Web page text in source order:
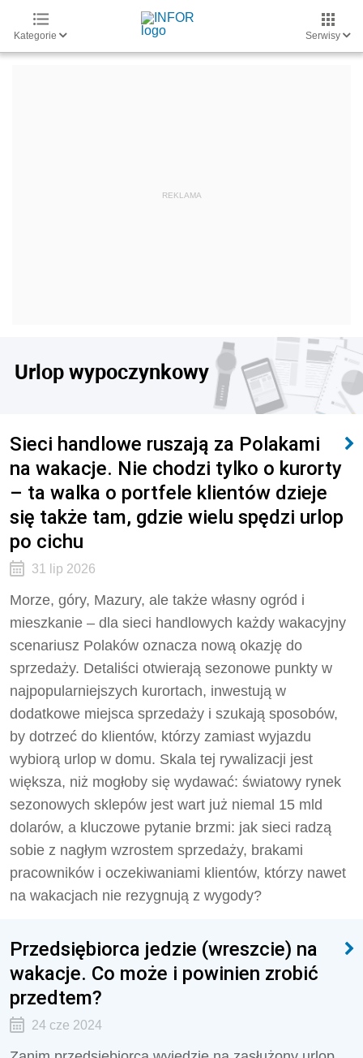
Kategorie Serwisy
Urlop wypoczynkowy
Sieci handlowe ruszają za Polakami
na wakacje. Nie chodzi tylko o kurorty
– ta walka o portfele klientów dzieje
się także tam, gdzie wielu spędzi urlop
po cichu
31 lip 2026
Morze, góry, Mazury, ale także własny ogród i
mieszkanie – dla sieci handlowych każdy wakacyjny
scenariusz Polaków oznacza nową okazję do
sprzedaży. Detaliści otwierają sezonowe punkty w
najpopularniejszych kurortach, inwestują w
dodatkowe miejsca sprzedaży i szukają sposobów,
by dotrzeć do klientów, którzy zamiast wyjazdu
wybiorą urlop w domu. Skala tej rywalizacji jest
większa, niż mogłoby się wydawać: światowy rynek
sezonowych sklepów jest wart już niemal 15 mld
dolarów, a kluczowe pytanie brzmi: jak sieci radzą
sobie z nagłym wzrostem sprzedaży, brakami
pracowników i oczekiwaniami klientów, którzy nawet
na wakacjach nie rezygnują z wygody?
Przedsiębiorca jedzie (wreszcie) na
wakacje. Co może i powinien zrobić
przedtem?
24 cze 2024